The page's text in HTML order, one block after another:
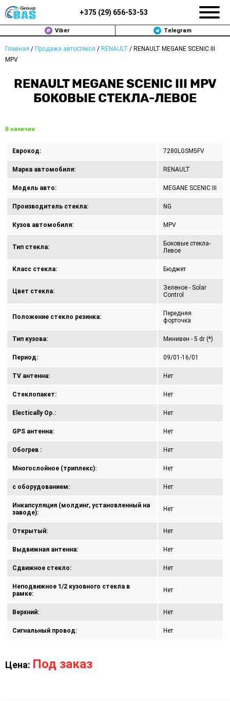
+375 (29) 656-53-53
Viber Telegram
Главная / Продажа автостёкол / RENAULT / RENAULT MEGANE SCENIC III
MPV
RENAULT MEGANE SCENIC III MPV
БОКОВЫЕ СТЕКЛА-ЛЕВОЕ
В наличии
Еврокод: 7280LGSM5FV
Марка автомобиля: RENAULT
Модель авто: MEGANE SCENIC III
Производитель стекла: NG
Кузов автомобиля: MPV
Тип стекла:
Боковые стекла-
Левое
Класс стекла: Бюджет
Цвет стекла:
Зеленое - Solar
Control
Положение стекло резинка:
Передняя
форточка
Тип кузова: Минивен - 5 dr (*)
Период: 09/01-16/01
TV антенна: Нет
Стеклопакет: Нет
Electically Op.: Нет
GPS антенна: Нет
Обогрев : Нет
Многослойное (триплекс): Нет
с оборудованием: Нет
Инкапсуляция (молдинг, установленный на
заводе):
Нет
Открытый: Нет
Выдвижная антенна: Нет
Сдвижное стекло: Нет
Неподвижное 1/2 кузовного стекла в
рамке:
Нет
Верхний: Нет
Сигнальный провод: Нет
Цена: Под заказ
ЗАМЕНА АВТОСТЕКОЛ В МИНСКЕ
ПРОДАЖА АВТОСТЁКОЛ
РЕМОНТ
ДОП. УСЛУГИ
ВОПРОС-ОТВЕТ
КОНТАКТЫ